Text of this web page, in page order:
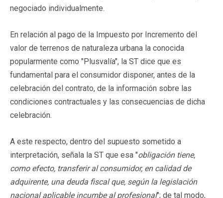
negociado individualmente.
En relación al pago de la Impuesto por Incremento del
valor de terrenos de naturaleza urbana la conocida
popularmente como "Plusvalía", la ST dice que es
fundamental para el consumidor disponer, antes de la
celebración del contrato, de la información sobre las
condiciones contractuales y las consecuencias de dicha
celebración.
A este respecto, dentro del supuesto sometido a
interpretación, señala la ST que esa "obligación tiene,
como efecto, transferir al consumidor, en calidad de
adquirente, una deuda fiscal que, según la legislación
nacional aplicable incumbe al profesional"; de tal modo,